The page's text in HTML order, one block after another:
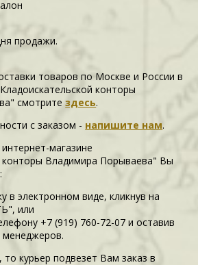
продажи.
товаров по Москве и России в
конторы
смотритездесь.
c заказом - напишите нам.
магазине
конторы Владимира Порываева" Вы
в электронном виде, кликнув на
или
+7 (919) 760-72-07 и оставив
менеджеров.
, то курьер подвезет Вам заказ в